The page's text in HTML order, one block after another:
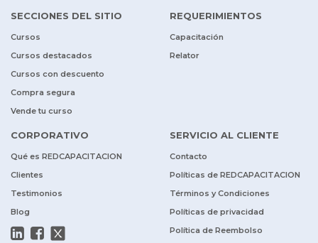
SECCIONES DEL SITIO
Cursos
Cursos destacados
Cursos con descuento
Compra segura
Vende tu curso
REQUERIMIENTOS
Capacitación
Relator
CORPORATIVO
Qué es REDCAPACITACION
Clientes
Testimonios
Blog
SERVICIO AL CLIENTE
Contacto
Políticas de REDCAPACITACION
Términos y Condiciones
Políticas de privacidad
Política de Reembolso